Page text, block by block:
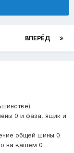
ВПЕРЁД
0 и фаза, ящик и
общей шины 0
на вашем 0